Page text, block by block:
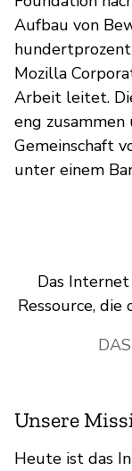
Aufbau von
Mozilla
Arbeit leitet.
eng
Gemeinschaft
unter einem
Das
Ressource,
Unsere
Heute ist das